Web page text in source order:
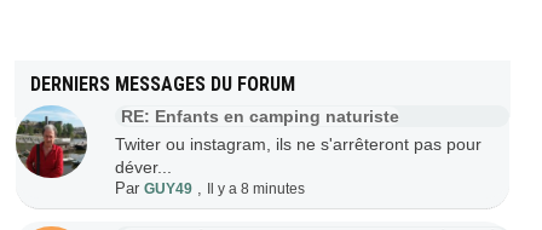
DERNIERS MESSAGES DU FORUM
RE: Enfants en camping naturiste
Twiter ou instagram, ils ne s'arrêteront pas pour
déver...
Par GUY49, Il y a 8 minutes